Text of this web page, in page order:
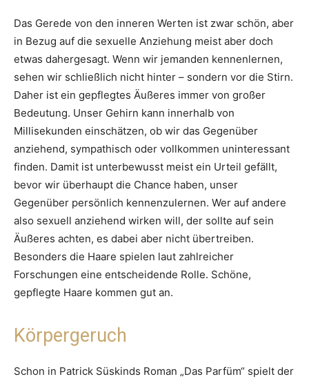
Das Gerede von den inneren Werten ist zwar schön, aber
in Bezug auf die sexuelle Anziehung meist aber doch
etwas dahergesagt. Wenn wir jemanden kennenlernen,
sehen wir schließlich nicht hinter – sondern vor die Stirn.
Daher ist ein gepflegtes Äußeres immer von großer
Bedeutung. Unser Gehirn kann innerhalb von
Millisekunden einschätzen, ob wir das Gegenüber
anziehend, sympathisch oder vollkommen uninteressant
finden. Damit ist unterbewusst meist ein Urteil gefällt,
bevor wir überhaupt die Chance haben, unser
Gegenüber persönlich kennenzulernen. Wer auf andere
also sexuell anziehend wirken will, der sollte auf sein
Äußeres achten, es dabei aber nicht übertreiben.
Besonders die Haare spielen laut zahlreicher
Forschungen eine entscheidende Rolle. Schöne,
gepflegte Haare kommen gut an.
Körpergeruch
Schon in Patrick Süskinds Roman „Das Parfüm“ spielt der